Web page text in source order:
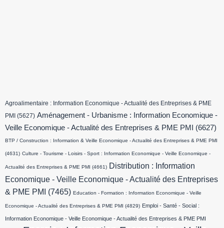
Agroalimentaire : Information Economique - Actualité des Entreprises & PME
PMI (5627) Aménagement - Urbanisme : Information Economique -
Veille Economique - Actualité des Entreprises & PME PMI
(6627)
BTP / Construction : Information & Veille Economique - Actualité des Entreprises & PME PMI
(4631) Culture - Tourisme - Loisirs - Sport : Information Economique - Veille Economique -
Actualité des Entreprises & PME PMI (4661) Distribution : Information
Economique - Veille Economique - Actualité des Entreprises
& PME PMI
(7465) Education - Formation : Information Economique - Veille
Economique - Actualité des Entreprises & PME PMI (4829) Emploi - Santé - Social :
Information Economique - Veille Economique - Actualité des Entreprises & PME PMI